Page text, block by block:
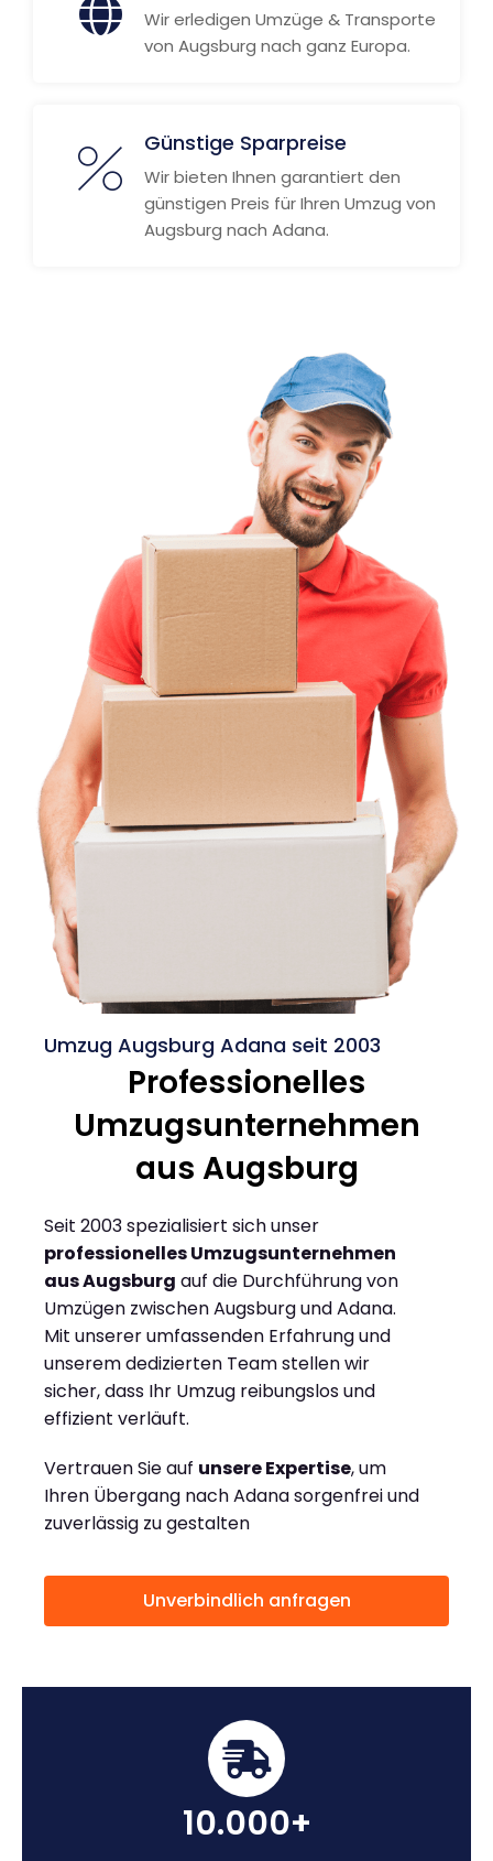
Wir erledigen Umzüge & Transporte
von Augsburg nach ganz Europa.
Günstige Sparpreise
Wir bieten Ihnen garantiert den
günstigen Preis für Ihren Umzug von
Augsburg nach Adana.
Umzug Augsburg Adana seit 2003
Professionelles
Umzugsunternehmen
aus Augsburg
Seit 2003 spezialisiert sich unser
professionelles Umzugsunternehmen
aus Augsburg auf die Durchführung von
Umzügen zwischen Augsburg und Adana.
Mit unserer umfassenden Erfahrung und
unserem dedizierten Team stellen wir
sicher, dass Ihr Umzug reibungslos und
effizient verläuft.
Vertrauen Sie auf unsere Expertise, um
Ihren Übergang nach Adana sorgenfrei und
zuverlässig zu gestalten
Unverbindlich anfragen
10.000+